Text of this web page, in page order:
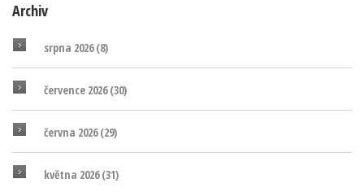
Archiv
srpna 2026(8)
července 2026(30)
června 2026(29)
května 2026(31)